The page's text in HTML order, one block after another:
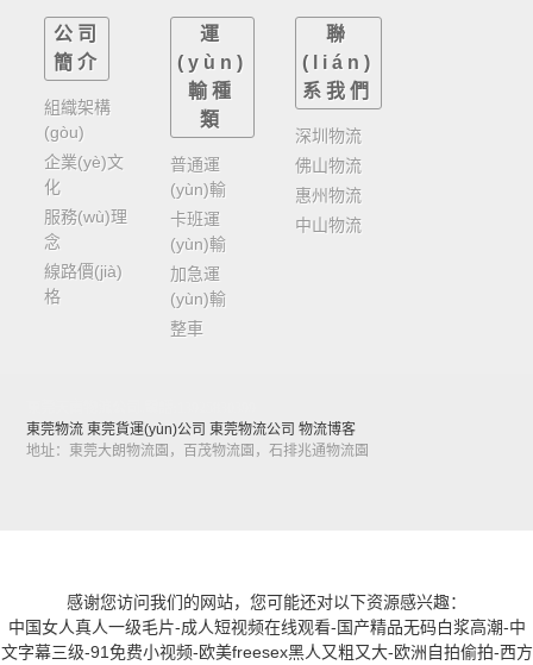
公司
簡介
組織架構
(gòu)
企業(yè)文
化
服務(wù)理
念
線路價(jià)
格
運
(yùn)
輸種
類
普通運
(yùn)輸
卡班運
(yùn)輸
加急運
(yùn)輸
整車
聯
(lián)
系我們
深圳物流
佛山物流
惠州物流
中山物流
東莞物流 東莞貨運(yùn)公司 東莞物流公司 物流博客
地址：東莞大朗物流園，百茂物流園，石排兆通物流園
感谢您访问我们的网站，您可能还对以下资源感兴趣：
中国女人真人一级毛片-成人短视频在线观看-国产精品无码白浆高潮-中
文字幕三级-91免费小视频-欧美freesex黑人又粗又大-欧洲自拍偷拍-西方